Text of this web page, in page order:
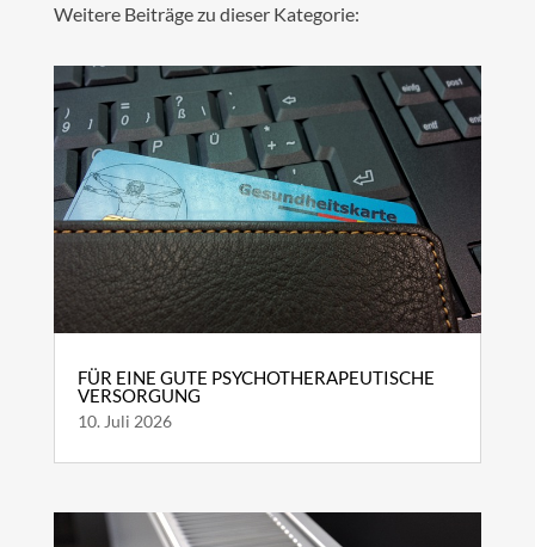
Weitere Beiträge zu dieser Kategorie:
FÜR EINE GUTE PSYCHOTHERAPEUTISCHE
VERSORGUNG
10. Juli 2026